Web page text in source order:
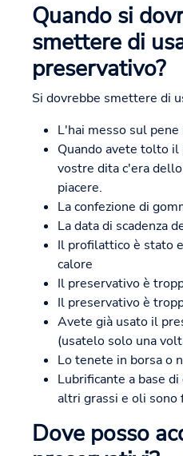
Quando si
smettere di
preservativo?
Si dovrebbe smettere di
L'hai messo sul
Quando avete tolto
vostre dita c'era
piacere.
La confezione di
La data di scadenza
Il profilattico è stato
calore
Il preservativo è
Il preservativo è
Avete già usato il
(usatelo solo una
Lo tenete in borsa o
Lubrificante a base
altri grassi e oli
Dove posso